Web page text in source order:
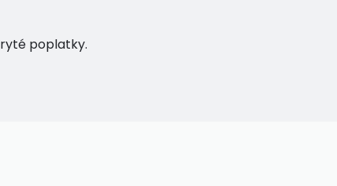
poplatky.